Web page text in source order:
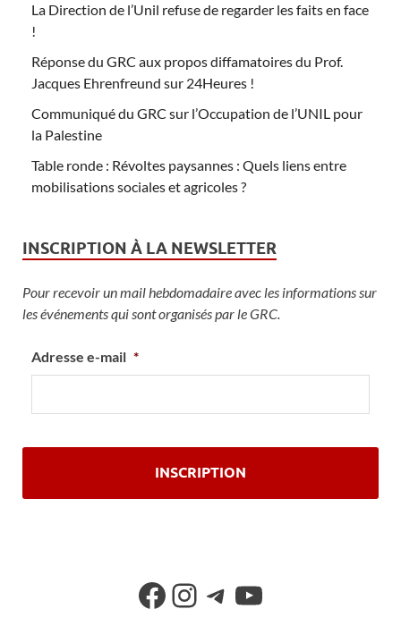
La Direction de l’Unil refuse de regarder les faits en face
!
Réponse du GRC aux propos diffamatoires du Prof.
Jacques Ehrenfreund sur 24Heures !
Communiqué du GRC sur l’Occupation de l’UNIL pour
la Palestine
Table ronde : Révoltes paysannes : Quels liens entre
mobilisations sociales et agricoles ?
INSCRIPTION À LA NEWSLETTER
Pour recevoir un mail hebdomadaire avec les informations sur
les événements qui sont organisés par le GRC.
Adresse e-mail *